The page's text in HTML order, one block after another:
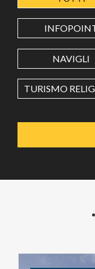
LONGITUDINE
Value in decimal
NAVIGLI
TURISMO